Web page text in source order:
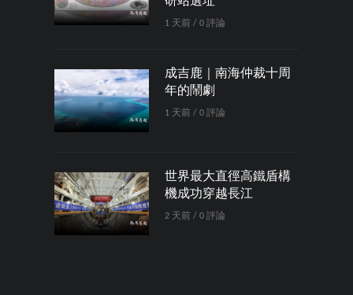
1 天前 / 0 評論
成吉鹿｜南海仲裁十周
年的鬧劇
1 天前 / 0 評論
世界最大直徑高鐵盾構
機成功穿越長江
2 天前 / 0 評論